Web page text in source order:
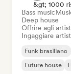
&gt; 1000
Bass music
Deep house
Offrire agli
Ingaggiare
Funk brasiliano
Future house